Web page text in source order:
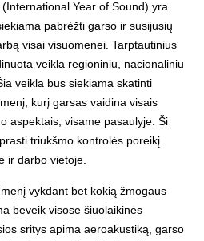
(International Year of Sound) yra
pabrėžti garso ir susijusių
visai visuomenei. Tarptautinius
veikla re­gioniniu, nacionaliniu
veikla bus siekiama skatinti
kurį garsas vaidina visais
aspektais, visame pasaulyje. Ši
triukšmo kontrolės poreikį
ir darbo vietoje.
vykdant bet kokią žmogaus
beveik visose šiuolaikinės
sritys apima aeroakustiką, garso